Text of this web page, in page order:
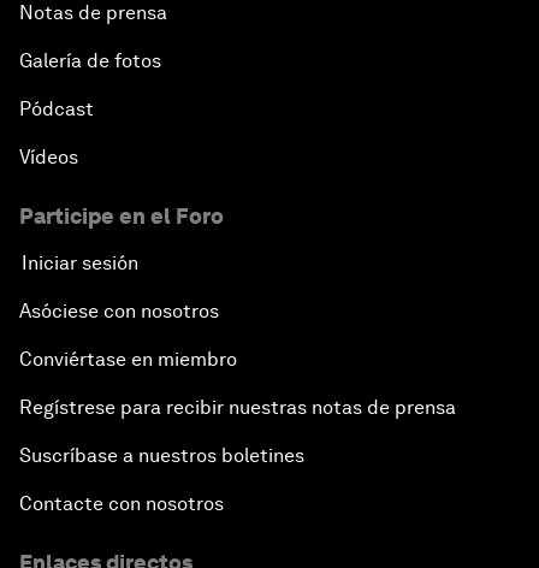
Notas de prensa
Galería de fotos
Pódcast
Vídeos
Participe en el Foro
Iniciar sesión
Asóciese con nosotros
Conviértase en miembro
Regístrese para recibir nuestras notas de prensa
Suscríbase a nuestros boletines
Contacte con nosotros
Enlaces directos